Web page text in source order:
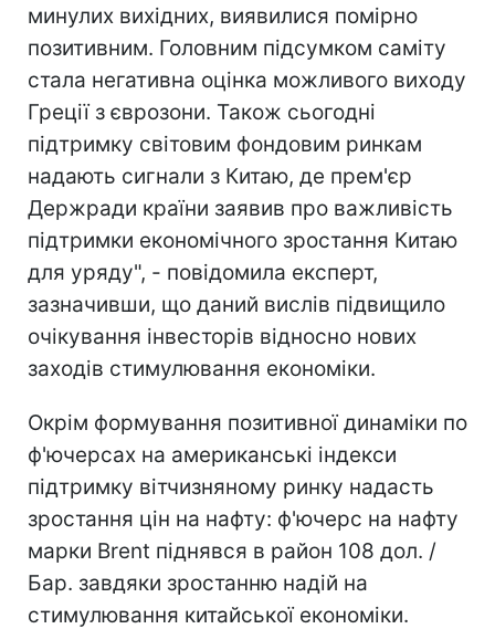
минулих вихідних, виявилися помірно
позитивним. Головним підсумком саміту
стала негативна оцінка можливого виходу
Греції з єврозони. Також сьогодні
підтримку світовим фондовим ринкам
надають сигнали з Китаю, де прем'єр
Держради країни заявив про важливість
підтримки економічного зростання Китаю
для уряду", - повідомила експерт,
зазначивши, що даний вислів підвищило
очікування інвесторів відносно нових
заходів стимулювання економіки.
Окрім формування позитивної динаміки по
ф'ючерсах на американські індекси
підтримку вітчизняному ринку надасть
зростання цін на нафту: ф'ючерс на нафту
марки Brent піднявся в район 108 дол. /
Бар. завдяки зростанню надій на
стимулювання китайської економіки.